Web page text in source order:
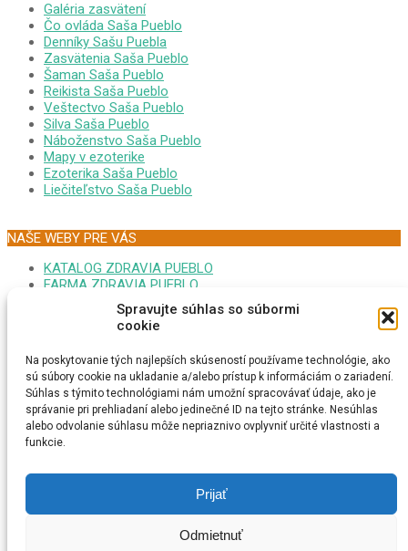
Spravujte súhlas so súbormi
cookie
Na poskytovanie tých najlepších skúseností používame technológie, ako
sú súbory cookie na ukladanie a/alebo prístup k informáciám o zariadení.
Súhlas s týmito technológiami nám umožní spracovávať údaje, ako je
správanie pri prehliadaní alebo jedinečné ID na tejto stránke. Nesúhlas
alebo odvolanie súhlasu môže nepriaznivo ovplyvniť určité vlastnosti a
funkcie.
Prijať
Odmietnuť
Galéria zasvätení
Čo ovláda Saša Pueblo
Denníky Sašu Puebla
Zasvätenia Saša Pueblo
Šaman Saša Pueblo
Reikista Saša Pueblo
Veštectvo Saša Pueblo
Silva Saša Pueblo
Náboženstvo Saša Pueblo
Mapy v ezoterike
Ezoterika Saša Pueblo
Liečiteľstvo Saša Pueblo
NAŠE WEBY PRE VÁS
KATALOG ZDRAVIA PUEBLO
FARMA ZDRAVIA PUEBLO
FORUM EZOTERIKA DARINA
MONITOR GOOPLEX SASA
FORUM ZDRAVIA DARINA
MEDITÁCIA SAŠA PUEBLO
EZOTERICI NA MAPE
MEDITAČNÁ TURISTIKA
ESOTERIKA MAGNUM CZ
ONLINE RADIO REIKI
VYSTAVA SLNOVRAT
SPIRITUAL REIKI THERAPY
GRANDMASTER REIKI SASA